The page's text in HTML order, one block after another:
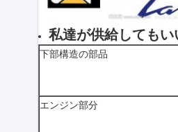
私達が供給しても
下部構造の部品
エンジン部分